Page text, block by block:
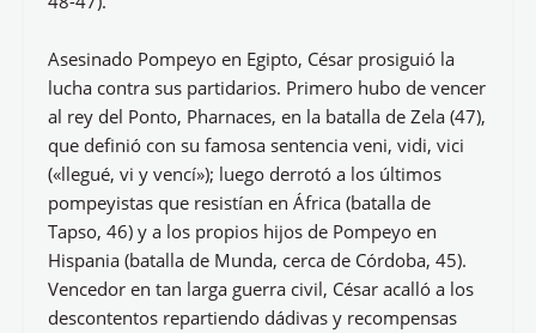
Asesinado Pompeyo en Egipto, César prosiguió la
lucha contra sus partidarios. Primero hubo de vencer
al rey del Ponto, Pharnaces, en la batalla de Zela (47),
que definió con su famosa sentencia veni, vidi, vici
(«llegué, vi y vencí»); luego derrotó a los últimos
pompeyistas que resistían en África (batalla de
Tapso, 46) y a los propios hijos de Pompeyo en
Hispania (batalla de Munda, cerca de Córdoba, 45).
Vencedor en tan larga guerra civil, César acalló a los
descontentos repartiendo dádivas y recompensas